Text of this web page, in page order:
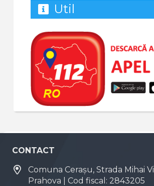
Util
CONTACT
Comuna Cerașu, Strada Mihai
Prahova | Cod fiscal: 2843205